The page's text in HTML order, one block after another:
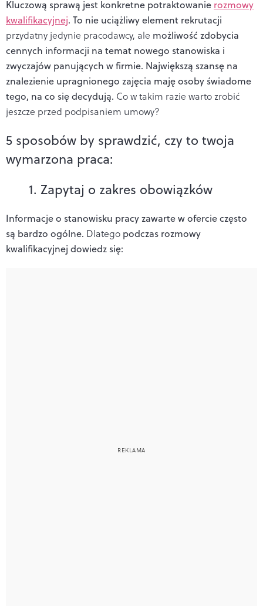
Kluczową sprawą jest konkretne potraktowanie rozmowy
kwalifikacyjnej. To nie uciążliwy element rekrutacji
przydatny jedynie pracodawcy, ale możliwość zdobycia
cennych informacji na temat nowego stanowiska i
zwyczajów panujących w firmie. Największą szansę na
znalezienie upragnionego zajęcia maję osoby świadome
tego, na co się decydują. Co w takim razie warto zrobić
jeszcze przed podpisaniem umowy?
5 sposobów by sprawdzić, czy to twoja
wymarzona praca:
1. Zapytaj o zakres obowiązków
Informacje o stanowisku pracy zawarte w ofercie często
są bardzo ogólne. Dlatego podczas rozmowy
kwalifikacyjnej dowiedz się: